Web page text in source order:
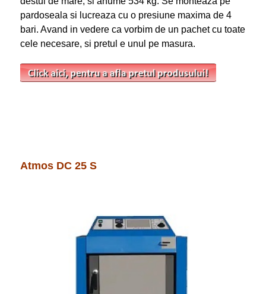
pardoseala si lucreaza cu o presiune maxima de 4
bari. Avand in vedere ca vorbim de un pachet cu toate
cele necesare, si pretul e unul pe masura.
Atmos DC 25 S